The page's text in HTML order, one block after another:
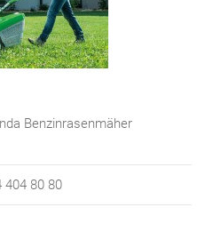
Benzinrasenmäher
404 80 80